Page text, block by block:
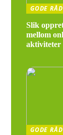
GODE RÅD
Slik
mellom
aktiviteter
GODE RÅD